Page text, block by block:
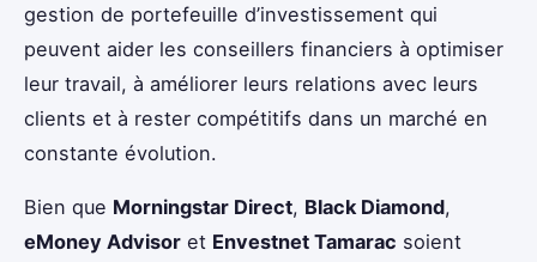
gestion de portefeuille d’investissement qui
peuvent aider les conseillers financiers à optimiser
leur travail, à améliorer leurs relations avec leurs
clients et à rester compétitifs dans un marché en
constante évolution.
Bien que Morningstar Direct, Black Diamond,
eMoney Advisor et Envestnet Tamarac soient